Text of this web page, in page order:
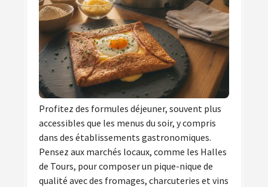
Profitez des formules déjeuner, souvent plus
accessibles que les menus du soir, y compris
dans des établissements gastronomiques.
Pensez aux marchés locaux, comme les Halles
de Tours, pour composer un pique-nique de
qualité avec des fromages, charcuteries et vins